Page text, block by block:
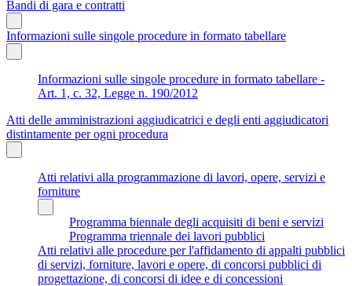
Bandi di gara e contratti
Informazioni sulle singole procedure in formato tabellare
Informazioni sulle singole procedure in formato tabellare -
Art. 1, c. 32, Legge n. 190/2012
Atti delle amministrazioni aggiudicatrici e degli enti aggiudicatori
distintamente per ogni procedura
Atti relativi alla programmazione di lavori, opere, servizi e
forniture
Programma biennale degli acquisiti di beni e servizi
Programma triennale dei lavori pubblici
Atti relativi alle procedure per l'affidamento di appalti pubblici
di servizi, forniture, lavori e opere, di concorsi pubblici di
progettazione, di concorsi di idee e di concessioni